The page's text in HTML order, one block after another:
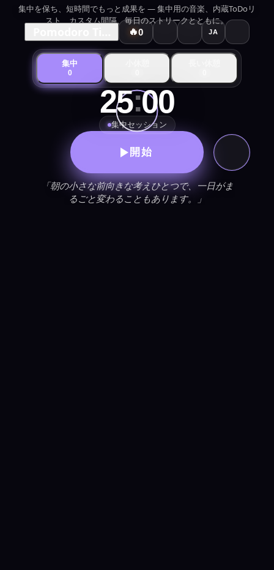
🔥0 JA
集中を保ち、短時間でもっと成果を — 集中用の音楽、内蔵ToDoリ
スト、カスタム間隔、毎日のストリークとともに。
集中
0
25:00
集中セッション
開始
「朝の小さな前向きな考えひとつで、一日がま
るごと変わることもあります。」